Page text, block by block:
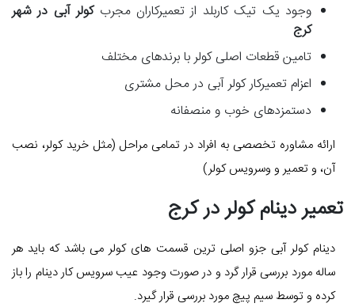
وجود یک تیک کاربلد از تعمیرکاران مجربکولر آبی در شهر
کرج
تامین قطعات اصلی کولر با برندهای مختلف
اعزام تعمیرکار کولر آبی در محل مشتری
دستمزدهای خوب و منصفانه
ارائه مشاوره تخصصی به افراد در تمامی مراحل (مثل خرید کولر، نصب
آن، و تعمیر و وسرویس کولر)
تعمیر دینام کولر در کرج
دینام کولر آبی جزو اصلی ترین قسمت های کولر می باشد که باید هر
ساله مورد بررسی قرار گرد و در صورت وجود عیب سرویس کار دینام را باز
کرده و توسط سیم پیچ مورد بررسی قرار گیرد.